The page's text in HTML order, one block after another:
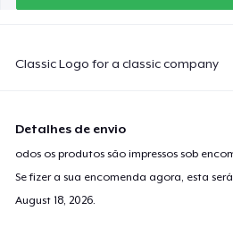
Classic Logo for a classic company
Detalhes de envio
odos os produtos são impressos sob
Se fizer a sua encomenda agora, esta
August 18, 2026.